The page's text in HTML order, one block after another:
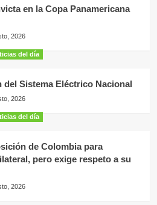
en la Copa Panamericana
2026
del día
del Sistema Eléctrico Nacional
2026
del día
de Colombia para
pero exige respeto a su
2026